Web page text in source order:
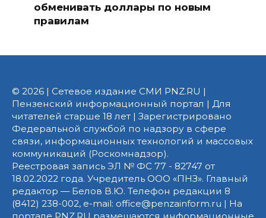
обменивать доллары по новым
правилам
© 2026 | Сетевое издание СМИ PNZ.RU |
Пензенский информационный портал | Для
читателей старше 18 лет | Зарегистрировано
Федеральной службой по надзору в сфере
связи, информационных технологий и массовых
коммуникаций (Роскомнадзор).
Реестровая запись ЭЛ № ФС 77 - 82747 от
18.02.2022 года. Учредитель ООО «ПНЗ». Главный
редактор — Белов В.Ю. Телефон редакции 8
(8412) 238-002, e-mail: office@penzainform.ru | На